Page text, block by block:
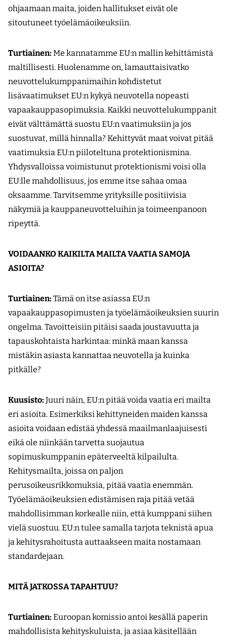
ohjaamaan maita, joiden hallitukset eivät ole
sitoutuneet työelämäoikeuksiin.
Turtiainen: Me kannatamme EU:n mallin kehittämistä
maltillisesti. Huolenamme on, lamauttaisivatko
neuvottelukumppanimaihin kohdistetut
lisävaatimukset EU:n kykyä neuvotella nopeasti
vapaakauppasopimuksia. Kaikki neuvottelukumppanit
eivät välttämättä suostu EU:n vaatimuksiin ja jos
suostuvat, millä hinnalla? Kehittyvät maat voivat pitää
vaatimuksia EU:n piiloteltuna protektionismina.
Yhdysvalloissa voimistunut protektionismi voisi olla
EU:lle mahdollisuus, jos emme itse sahaa omaa
oksaamme. Tarvitsemme yrityksille positiivisia
näkymiä ja kauppaneuvotteluihin ja toimeenpanoon
ripeyttä.
VOIDAANKO KAIKILTA MAILTA VAATIA SAMOJA
ASIOITA?
Turtiainen: Tämä on itse asiassa EU:n
vapaakauppasopimusten ja työelämäoikeuksien suurin
ongelma. Tavoitteisiin pitäisi saada joustavuutta ja
tapauskohtaista harkintaa: minkä maan kanssa
mistäkin asiasta kannattaa neuvotella ja kuinka
pitkälle?
Kuusisto: Juuri näin, EU:n pitää voida vaatia eri mailta
eri asioita. Esimerkiksi kehittyneiden maiden kanssa
asioita voidaan edistää yhdessä maailmanlaajuisesti
eikä ole niinkään tarvetta suojautua
sopimuskumppanin epäterveeltä kilpailulta.
Kehitysmailta, joissa on paljon
perusoikeusrikkomuksia, pitää vaatia enemmän.
Työelämäoikeuksien edistämisen raja pitää vetää
mahdollisimman korkealle niin, että kumppani siihen
vielä suostuu. EU:n tulee samalla tarjota teknistä apua
ja kehitysrahoitusta auttaakseen maita nostamaan
standardejaan.
MITÄ JATKOSSA TAPAHTUU?
Turtiainen: Euroopan komissio antoi kesällä paperin
mahdollisista kehityskuluista, ja asiaa käsitellään